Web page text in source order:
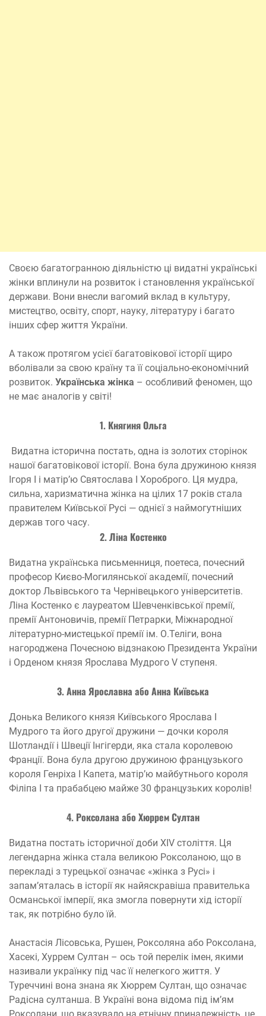
Своєю багатогранною діяльністю ці видатні українські
жінки вплинули на розвиток і становлення української
держави. Вони внесли вагомий вклад в культуру,
мистецтво, освіту, спорт, науку, літературу і багато
інших сфер життя України.
А також протягом усієї багатовікової історії щиро
вболівали за свою країну та її соціально-економічний
розвиток. Українська жінка – особливий феномен, що
не має аналогів у світі!
1. Княгиня Ольга
Видатна історична постать, одна із золотих сторінок
нашої багатовікової історії. Вона була дружиною князя
Ігоря І і матір’ю Святослава І Хороброго. Ця мудра,
сильна, харизматична жінка на цілих 17 років стала
правителем Київської Русі — однієї з наймогутніших
держав того часу.
2. Ліна Костенко
Видатна українська письменниця, поетеса, почесний
професор Києво-Могилянської академії, почесний
доктор Львівського та Чернівецького університетів.
Ліна Костенко є лауреатом Шевченківської премії,
премії Антоновичів, премії Петрарки, Міжнародної
літературно-мистецької премії ім. О.Теліги, вона
нагороджена Почесною відзнакою Президента України
і Орденом князя Ярослава Мудрого V ступеня.
3. Анна Ярославна або Анна Київська
Донька Великого князя Київського Ярослава I
Мудрого та його другої дружини — дочки короля
Шотландії і Швеції Інгігерди, яка стала королевою
Франції. Вона була другою дружиною французького
короля Генріха I Капета, матір’ю майбутнього короля
Філіпа І та прабабцею майже 30 французьких королів!
4. Роксолана або Хюррем Султан
Видатна постать історичної доби ХІV століття. Ця
легендарна жінка стала великою Роксоланою, що в
перекладі з турецької означає «жінка з Русі» і
запам’яталась в історії як найяскравіша правителька
Османської імперії, яка змогла повернути хід історії
так, як потрібно було їй.
Анастасія Лісовська, Рушен, Роксоляна або Роксолана,
Хасекі, Хуррем Султан – ось той перелік імен, якими
називали українку під час її нелегкого життя. У
Туреччині вона знана як Хюррем Султан, що означає
Радісна султанша. В Україні вона відома під ім’ям
Роксолани, що вказувало на етнічну приналежність, це